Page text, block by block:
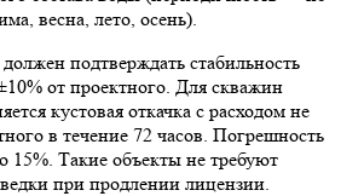
весна, лето, осень).
подтверждать стабильность
от проектного. Для скважин
кустовая откачка с расходом не
в течение 72 часов. Погрешность
15%. Такие объекты не требуют
при продлении лицензии.